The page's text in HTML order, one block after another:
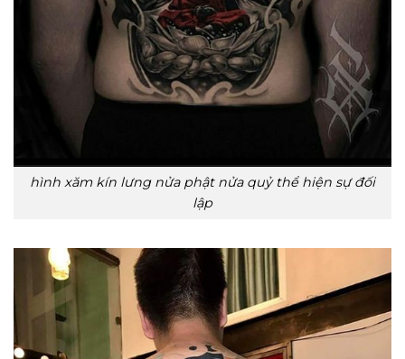
hình xăm kín lưng nửa phật nửa quỷ thể hiện sự đối
lập